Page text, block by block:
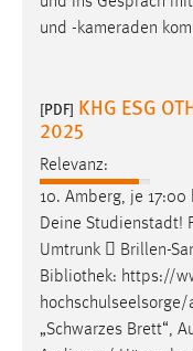
und -kameraden
[PDF] KHG ESG
2025
Relevanz:
10. Amberg, je 17:00
Deine Studienstadt!
Umtrunk  Brillen-
Bibliothek: https://
„Schwarzes Brett“,